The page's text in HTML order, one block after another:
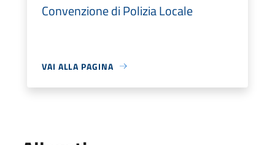
Convenzione di Polizia Locale
VAI ALLA PAGINA